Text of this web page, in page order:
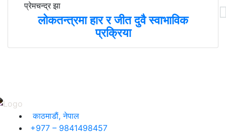
प्रेमचन्द्र झा
लोकतन्त्रमा हार र जीत दुवै स्वाभाविक
प्रक्रिया
काठमाडाैं, नेपाल
+977 – 9841498457